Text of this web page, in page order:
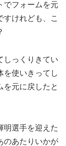
でフォームを元
すけれども、こ
しっくりきてい
を使いきってし
を元に戻したと
明選手を迎えた
のあたりいかが